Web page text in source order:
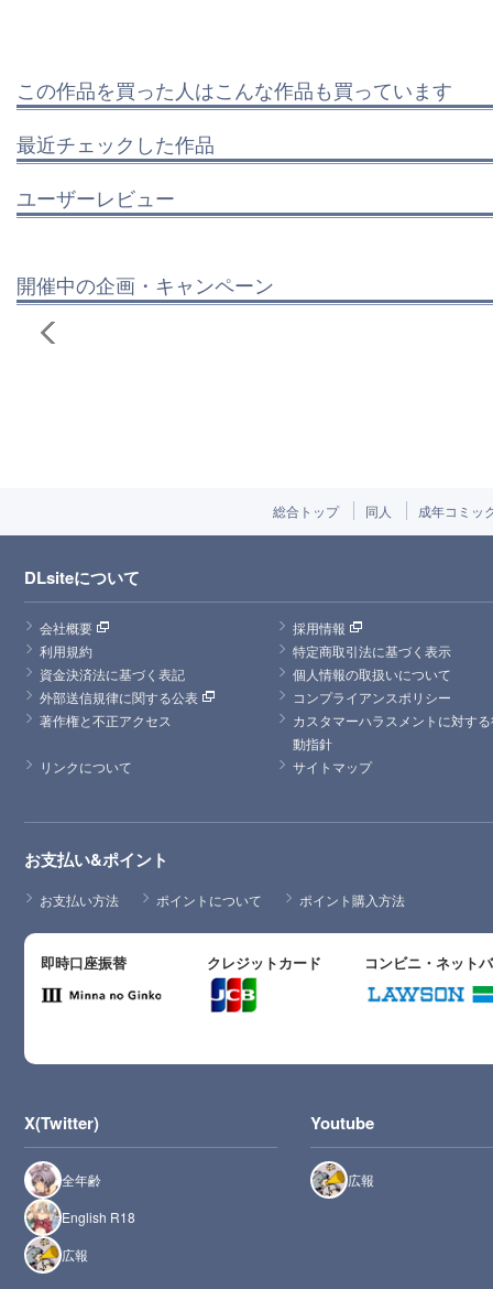
この作品を買った人はこんな作品も買っています
最近チェックした作品
ユーザーレビュー
開催中の企画・キャンペーン
総合トップ 同人 成年コミッ
DLsiteについて
会社概要
採用情報
利用規約
特定商取引法に基づく表示
資金決済法に基づく表記
個人情報の取扱いについて
外部送信規律に関する公表
コンプライアンスポリシー
著作権と不正アクセス
カスタマーハラスメントに対す
動指針
リンクについて
サイトマップ
お支払い&ポイント
お支払い方法 ポイントについて ポイント購入方法
即時口座振替 クレジットカード コンビニ・ネット
X(Twitter)
全年齢
English R18
広報
Youtube
広報